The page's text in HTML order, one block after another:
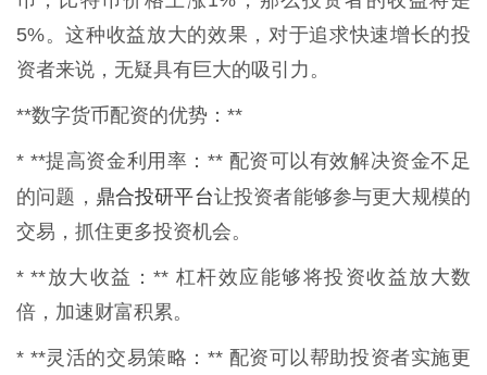
5%。这种收益放大的效果，对于追求快速增长的投
资者来说，无疑具有巨大的吸引力。
**数字货币配资的优势：**
* **提高资金利用率：** 配资可以有效解决资金不足
的问题， 鼎合投研平台让投资者能够参与更大规模的
交易，抓住更多投资机会。
* **放大收益：** 杠杆效应能够将投资收益放大数
倍，加速财富积累。
* **灵活的交易策略：** 配资可以帮助投资者实施更